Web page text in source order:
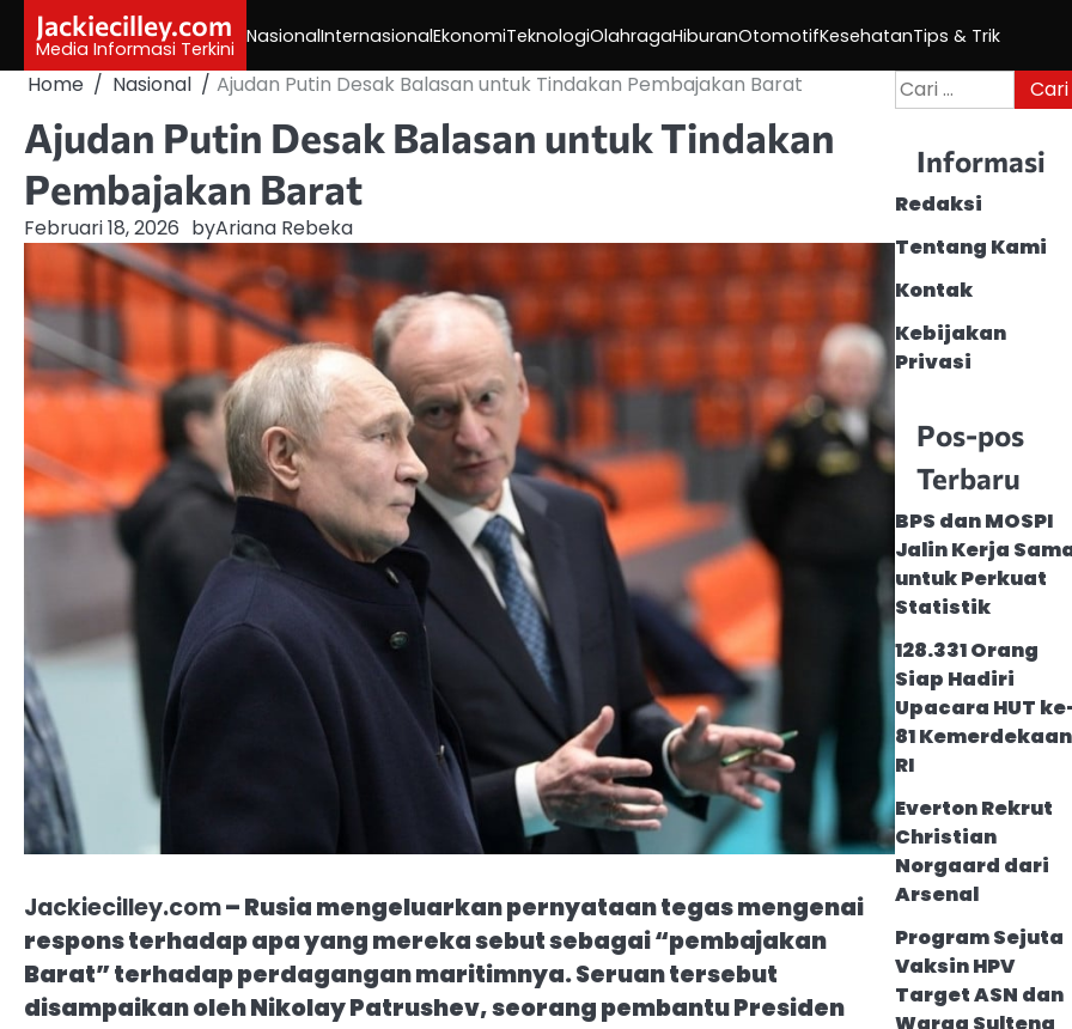
content
Jackiecilley.com
Media Informasi Terkini
NasionalInternasionalEkonomiTeknologiOlahragaHiburanOtomotifKesehatanTips & Trik
Home Nasional Ajudan Putin Desak Balasan untuk Tindakan Pembajakan Barat
Ajudan Putin Desak Balasan untuk Tindakan
Pembajakan Barat
Februari 18, 2026 byAriana Rebeka
Jackiecilley.com– Rusia mengeluarkan pernyataan tegas mengenai
respons terhadap apa yang mereka sebut sebagai “pembajakan
Barat” terhadap perdagangan maritimnya. Seruan tersebut
disampaikan oleh Nikolay Patrushev, seorang pembantu Presiden
Cari
untuk:
Informasi
Redaksi
Tentang Kami
Kontak
Kebijakan
Privasi
Pos-pos
Terbaru
BPS dan MOSPI
Jalin Kerja
untuk Perkuat
Statistik
128.331 Orang
Siap Hadiri
Upacara HUT
81 Kemerdekaan
RI
Everton Rekrut
Christian
Norgaard dari
Arsenal
Program Sejuta
Vaksin HPV
Target ASN dan